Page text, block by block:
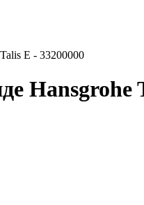
E - 33200000
Hansgrohe